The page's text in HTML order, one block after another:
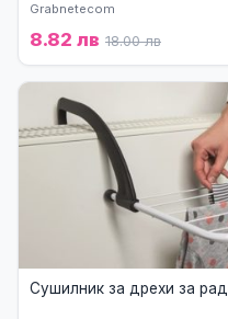
Grabnetecom
8.82 лв 18.00 лв
Сушилник за дрехи за